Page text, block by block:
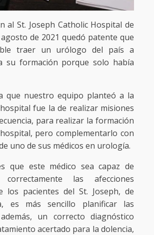
al St. Joseph Catholic Hospital de
de 2021 quedó patente que
traer un urólogo del país a
su formación porque solo había
que nuestro equipo planteó a la
fue la de realizar misiones
para realizar la formación
pero complementarlo con
uno de sus médicos en urología.
que este médico sea capaz de
correctamente las afecciones
los pacientes del St. Joseph, de
es más sencillo planificar las
un correcto diagnóstico
acertado para la dolencia,